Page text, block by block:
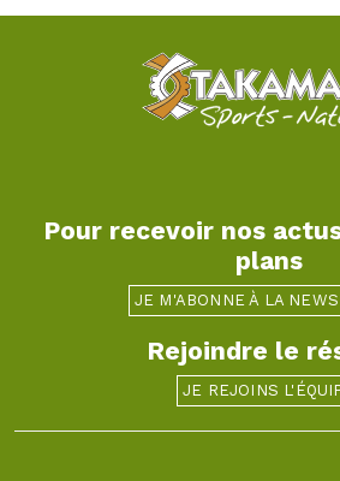
Pour recevoir nos
plans
JE M'ABONNE À LA
Rejoindre le
JE REJOINS